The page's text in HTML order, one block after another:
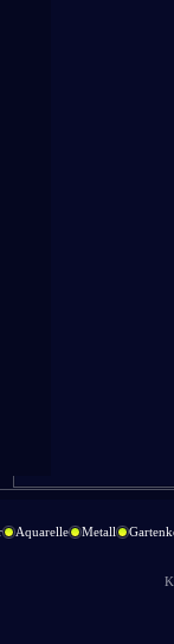
Aquarelle Metall